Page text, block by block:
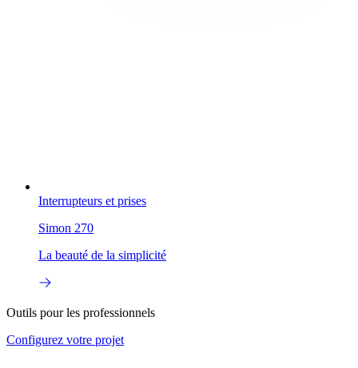
Interrupteurs et prises
Simon 270
La beauté de la simplicité
Outils pour les professionnels
Configurez votre projet